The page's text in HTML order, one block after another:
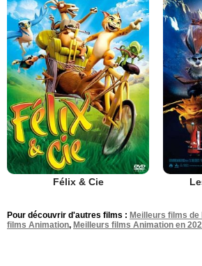
Félix & Cie
Pour découvrir d'autres films : Meilleurs films de
films Animation, Meilleurs films Animation en